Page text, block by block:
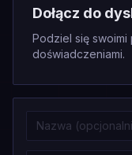
Dołącz do
Podziel się swoimi
doświadczeniami.